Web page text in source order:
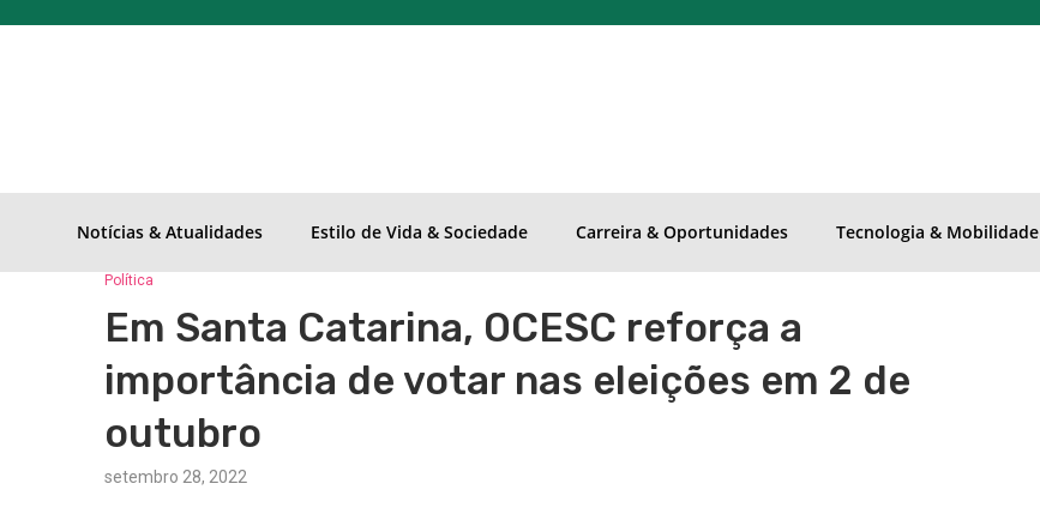
Notícias & Atualidades Estilo de Vida & Sociedade Carreira & Oportunidades Tecnologia & Mobilidade
Política
Em Santa Catarina, OCESC reforça a
importância de votar nas eleições em 2 de
outubro
setembro 28, 2022